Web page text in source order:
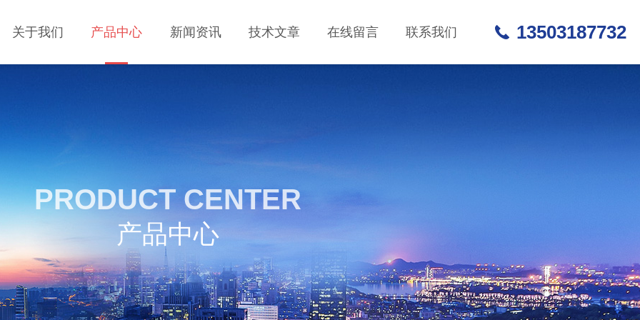
关于我们 产品中心 新闻资讯 技术文章 在线留言 联系我们 13503187732
PRODUCT CENTER
产品中心